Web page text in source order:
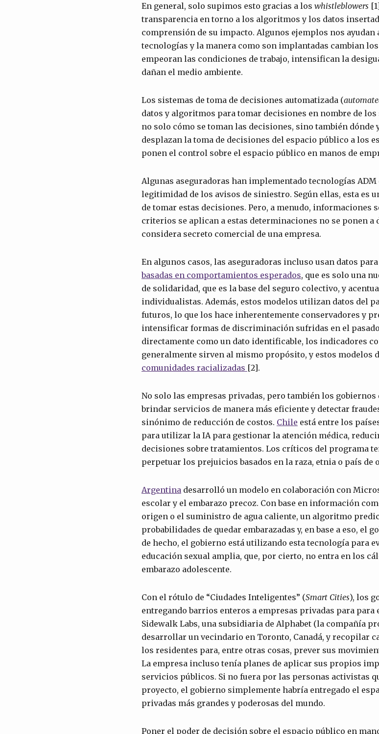
En general, solo supimos esto gracias a los whistleblowers
transparencia en torno a los algoritmos y los datos
comprensión de su impacto. Algunos ejemplos nos ayudan
tecnologías y la manera como son implantadas cambian
empeoran las condiciones de trabajo, intensifican la
dañan el medio ambiente.
Los sistemas de toma de decisiones automatizada (
datos y algoritmos para tomar decisiones en nombre de los
no solo cómo se toman las decisiones, sino también dónde
desplazan la toma de decisiones del espacio público a los
ponen el control sobre el espacio público en manos de
Algunas aseguradoras han implementado tecnologías
legitimidad de los avisos de siniestro. Según ellas, esta es
de tomar estas decisiones. Pero, a menudo, informaciones
criterios se aplican a estas determinaciones no se ponen
considera secreto comercial de una empresa.
En algunos casos, las aseguradoras incluso usan datos
basadas en comportamientos esperados, que es solo una
de solidaridad, que es la base del seguro colectivo, y
individualistas. Además, estos modelos utilizan datos del
futuros, lo que los hace inherentemente conservadores y
intensificar formas de discriminación sufridas en el
directamente como un dato identificable, los indicadores
generalmente sirven al mismo propósito, y estos modelos
comunidades racializadas [2].
No solo las empresas privadas, pero también los
brindar servicios de manera más eficiente y detectar
sinónimo de reducción de costos. Chile está entre los
para utilizar la IA para gestionar la atención médica,
decisiones sobre tratamientos. Los críticos del programa
perpetuar los prejuicios basados ​​en la raza, etnia o país de
Argentina desarrolló un modelo en colaboración con
escolar y el embarazo precoz. Con base en información
origen o el suministro de agua caliente, un algoritmo
probabilidades de quedar embarazadas y, en base a eso, el
de hecho, el gobierno está utilizando esta tecnología para
educación sexual amplia, que, por cierto, no entra en los
embarazo adolescente.
Con el rótulo de “Ciudades Inteligentes” (Smart Cities), los
entregando barrios enteros a empresas privadas para
Sidewalk Labs, una subsidiaria de Alphabet (la compañía
desarrollar un vecindario en Toronto, Canadá, y recopilar
los residentes para, entre otras cosas, prever sus
La empresa incluso tenía planes de aplicar sus propios
servicios públicos. Si no fuera por las personas activistas
proyecto, el gobierno simplemente habría entregado el
privadas más grandes y poderosas del mundo.
Poner el poder de decisión sobre el espacio público en